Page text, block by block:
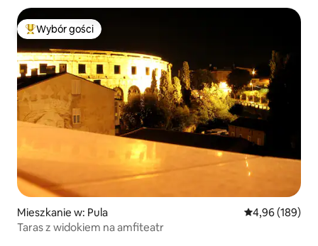
Najpopularniejsze z kategorii Wybór gości
Wybór gości
Mieszkanie w: Pula Średnia
4,96 (189)
Taras z widokiem na amfiteatr